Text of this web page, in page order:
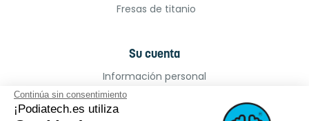
Fresas de titanio
Su cuenta
Información personal
Facturas por abono
Continúa sin consentimiento
¡Podiatech.es utiliza